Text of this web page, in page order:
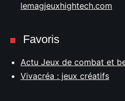
lemagjeuxhightech.com
Favoris
Actu Jeux de combat et
Vivacréa : jeux créatifs